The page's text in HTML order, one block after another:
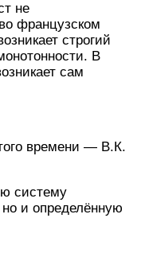
не
французском
строгий
В
сам
времени — В.К.
систему
и определённую